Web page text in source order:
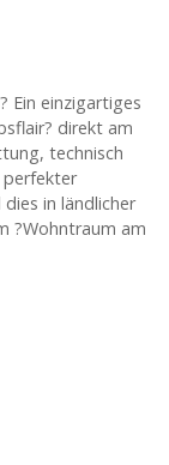
Ein einzigartiges
direkt am
technisch
in ländlicher
?Wohntraum am